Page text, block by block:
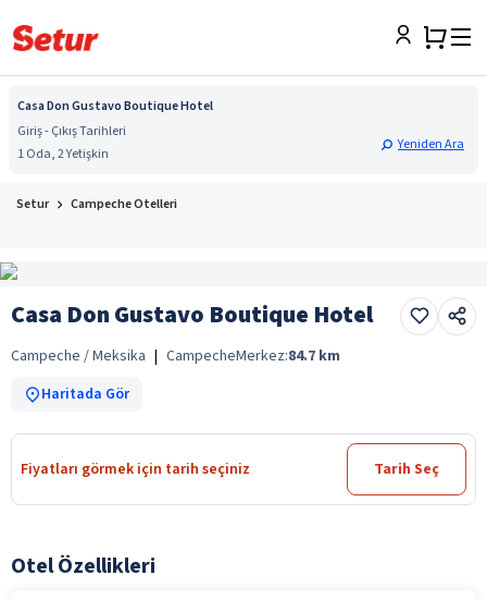
Casa Don Gustavo Boutique Hotel
Giriş - Çıkış Tarihleri
1 Oda, 2 Yetişkin
Yeniden Ara
Setur Campeche Otelleri
Casa Don Gustavo Boutique Hotel
Campeche / Meksika | CampecheMerkez:84.7 km
Haritada Gör
Fiyatları görmek için tarih seçiniz Tarih Seç
Otel Özellikleri